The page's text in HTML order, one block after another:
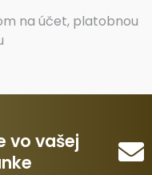
na účet, platobnou
vo vašej